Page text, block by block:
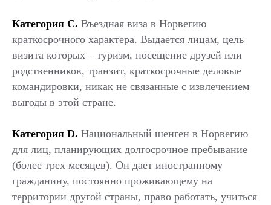
Категория С. Въездная виза в Норвегию
краткосрочного характера. Выдается лицам, цель
визита которых – туризм, посещение друзей или
родственников, транзит, краткосрочные деловые
командировки, никак не связанные с извлечением
выгоды в этой стране.
Категория D. Национальный шенген в Норвегию
для лиц, планирующих долгосрочное пребывание
(более трех месяцев). Он дает иностранному
гражданину, постоянно проживающему на
территории другой страны, право работать, учиться